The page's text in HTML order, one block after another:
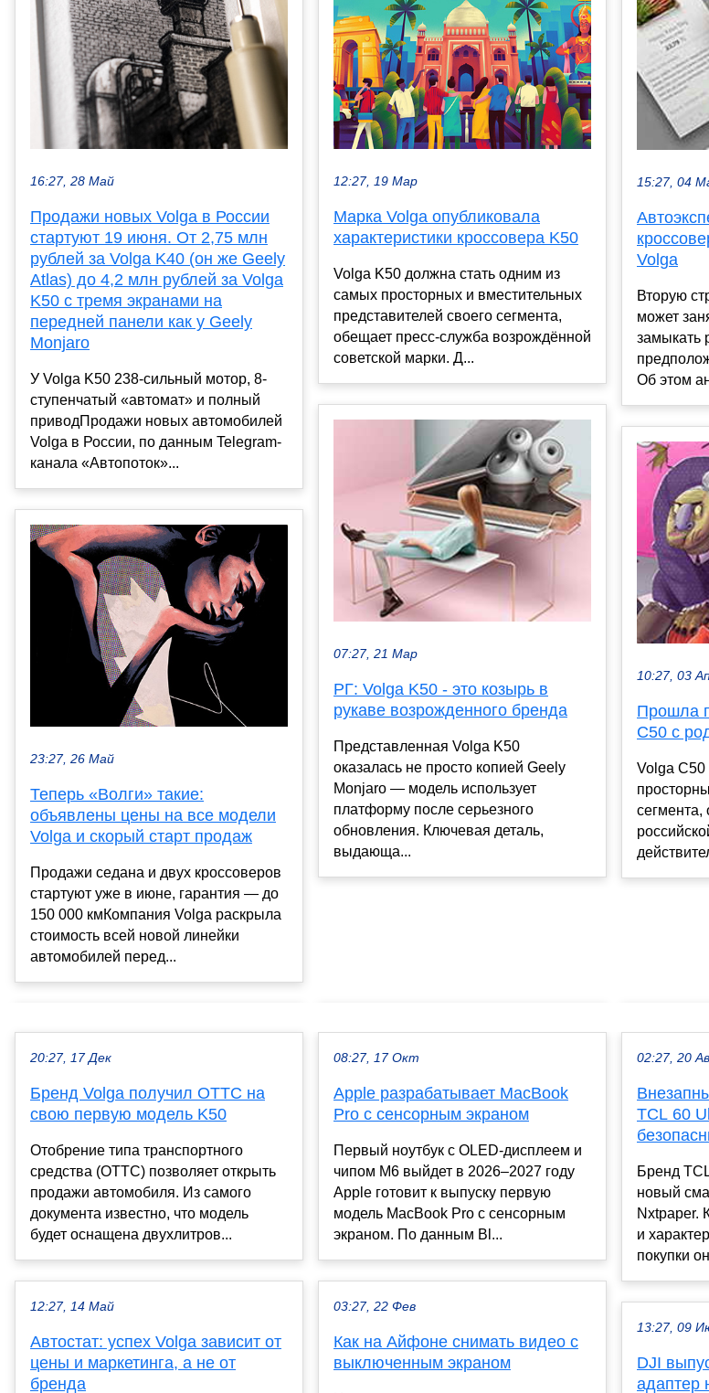
16:27, 28 Май
Продажи новых Volga в России
стартуют 19 июня. От 2,75 млн
рублей за Volga K40 (он же Geely
Atlas) до 4,2 млн рублей за Volga
K50 с тремя экранами на
передней панели как у Geely
Monjaro
У Volga K50 238-сильный мотор, 8-
ступенчатый «автомат» и полный
приводПродажи новых автомобилей
Volga в России, по данным Telegram-
канала «Автопоток»...
23:27, 26 Май
Теперь «Волги» такие:
объявлены цены на все модели
Volga и скорый старт продаж
Продажи седана и двух кроссоверов
стартуют уже в июне, гарантия — до
150 000 кмКомпания Volga раскрыла
стоимость всей новой линейки
автомобилей перед...
12:27, 19 Мар
Марка Volga опубликовала
характеристики кроссовера K50
Volga K50 должна стать одним из
самых просторных и вместительных
представителей своего сегмента,
обещает пресс-служба возрождённой
советской марки. Д...
07:27, 21 Мар
РГ: Volga K50 - это козырь в
рукаве возрожденного бренда
Представленная Volga K50
оказалась не просто копией Geely
Monjaro — модель использует
платформу после серьезного
обновления. Ключевая деталь,
выдающа...
15:27, 04
Volga
Вторую
может
замыкать
Об этом
10:27, 03
Прошла
C50 с
Volga C50
сегмента,
20:27, 17 Дек
Бренд Volga получил ОТТС на
свою первую модель K50
Отобрение типа транспортного
средства (ОТТС) позволяет открыть
продажи автомобиля. Из самого
документа известно, что модель
будет оснащена двухлитров...
12:27, 14 Май
Автостат: успех Volga зависит от
цены и маркетинга, а не от
бренда
08:27, 17 Окт
Apple разрабатывает MacBook
Pro с сенсорным экраном
Первый ноутбук с OLED-дисплеем и
чипом M6 выйдет в 2026–2027 году
Apple готовит к выпуску первую
модель MacBook Pro с сенсорным
экраном. По данным Bl...
03:27, 22 Фев
Как на Айфоне снимать видео с
выключенным экраном
02:27, 20
TCL 60
Бренд
новый
Nxtpaper.
и
покупки
13:27, 09
DJI
адаптер